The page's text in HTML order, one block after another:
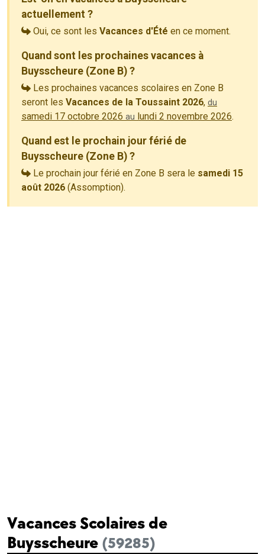
actuellement ?
Oui, ce sont les Vacances d'Été en ce moment.
Quand sont les prochaines vacances à
Buysscheure (Zone B) ?
Les prochaines vacances scolaires en Zone B
seront les Vacances de la Toussaint 2026, du
samedi 17 octobre 2026 au lundi 2 novembre 2026.
Quand est le prochain jour férié de
Buysscheure (Zone B) ?
Le prochain jour férié en Zone B sera le samedi 15
août 2026 (Assomption).
Vacances Scolaires de
Buysscheure (59285)